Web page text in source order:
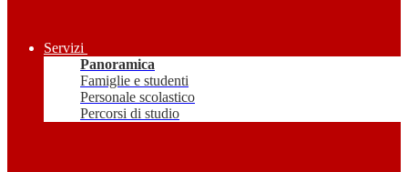
Servizi
Panoramica
Famiglie e studenti
Personale scolastico
Percorsi di studio